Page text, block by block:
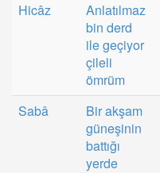
Hicâz
Anlatılmaz
bin derd
ile geçiyor
çileli
ömrüm
Sabâ
Bir akşam
güneşinin
battığı
yerde